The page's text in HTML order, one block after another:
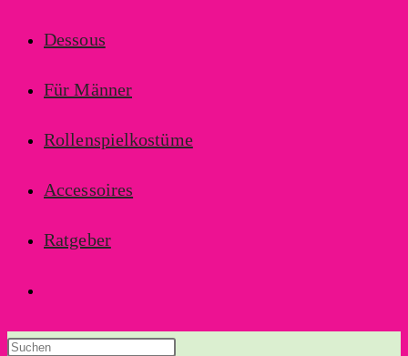
Dessous
Für Männer
Rollenspielkostüme
Accessoires
Ratgeber
Suche